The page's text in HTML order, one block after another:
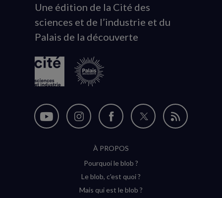
Animation
du
logo
Une édition de la Cité des
sciences et de l’industrie et du
Palais de la découverte
Nous
Nous
Instagram
(nouvelle
Nous
sur
Facebook
(nouvelle
Nous
Flux
À PROPOS
Pourquoi le blob ?
Le blob, c'est quoi ?
Mais qui est le blob ?